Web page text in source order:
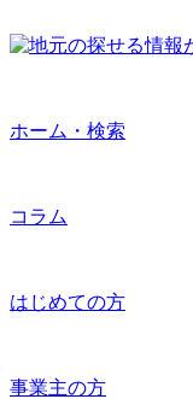
ホーム・検索
コラム
はじめての方
事業主の方